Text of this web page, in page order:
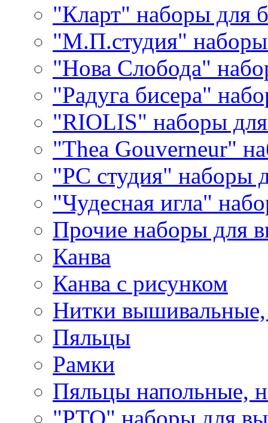
"Кларт" наборы для
"М.П.студия"
"Нова Слобода"
"Радуга бисера"
"RIOLIS" наборы
"Thea Gouverneur"
"РС студия" наборы
"Чудесная игла"
Прочие наборы для
Канва
Канва с рисунком
Нитки
Пяльцы
Рамки
Пяльцы напольные,
"РТО" наборы для